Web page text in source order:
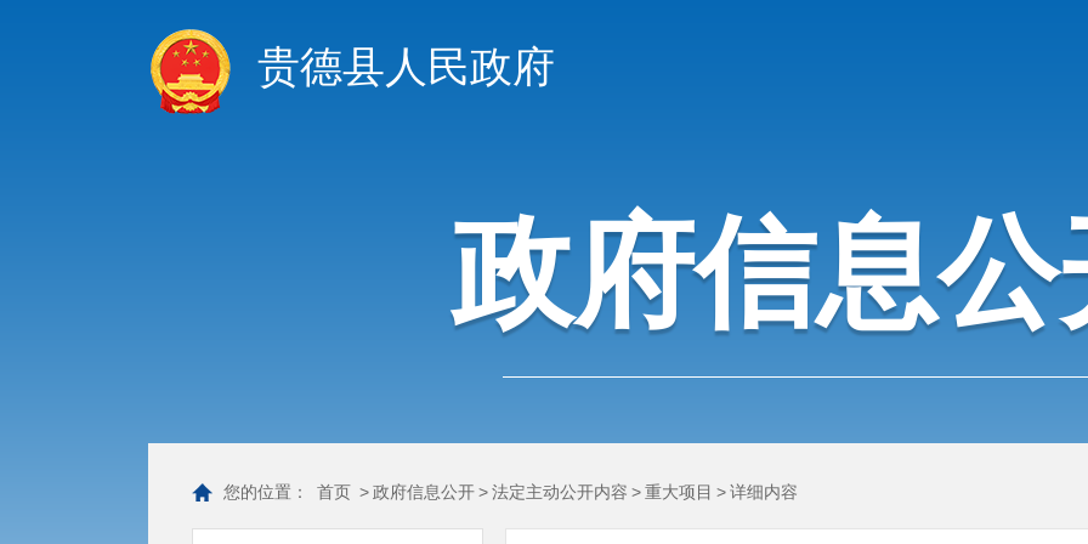
贵德县人民政府
政府信息公
您的位置： 首页 >政府信息公开>法定主动公开内容 >重大项目 >详细内容